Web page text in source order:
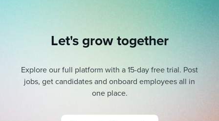
Let's grow together
Explore our full platform with a 15-day free trial. Post
jobs, get candidates and onboard employees all in
one place.